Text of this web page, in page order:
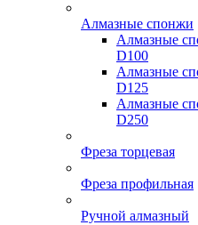
Алмазные спонжи
Алмазные
D100
Алмазные
D125
Алмазные
D250
Фреза торцевая
Фреза профильная
Ручной алмазный